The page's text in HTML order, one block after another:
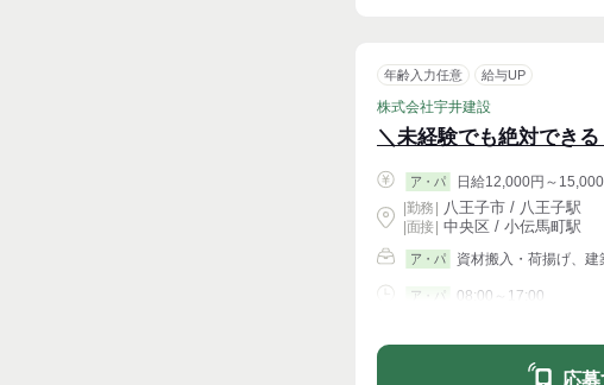
年齢入力任意 給与UP
株式会社宇井建設
＼未経験でも絶対でき
ア・パ
日給12,000円～
|勤務 八王子市 / 八王子駅
| 面接 | 中央区 / 小伝馬町駅
ア・パ 資材搬入・荷揚げ、
ア・パ 08:00～17:00
応